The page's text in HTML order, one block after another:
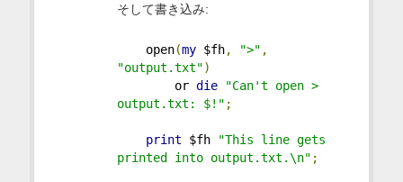
そして書き込み:
open(my $fh, ">" ,
"output.txt")
or die
"Can't open >
output.txt: $!" ;
print $fh
"This line gets
printed into output.txt.\n" ;